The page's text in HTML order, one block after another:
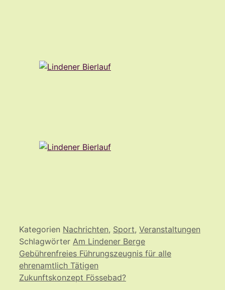
Kategorien Nachrichten, Sport, Veranstaltungen
Schlagwörter Am Lindener Berge
Gebührenfreies Führungszeugnis für alle
ehrenamtlich Tätigen
Zukunftskonzept Fössebad?